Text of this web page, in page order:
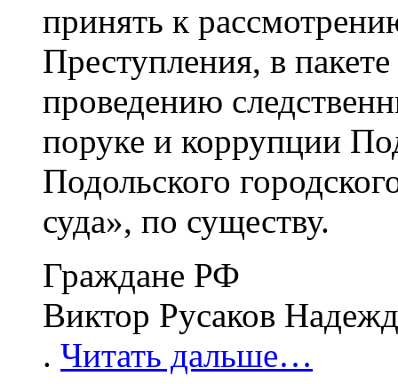
принять к
Преступления, в
проведению
поруке и коррупции
Подольского
суда», по существу.
Граждане РФ
Виктор Русаков
. Читать дальше…